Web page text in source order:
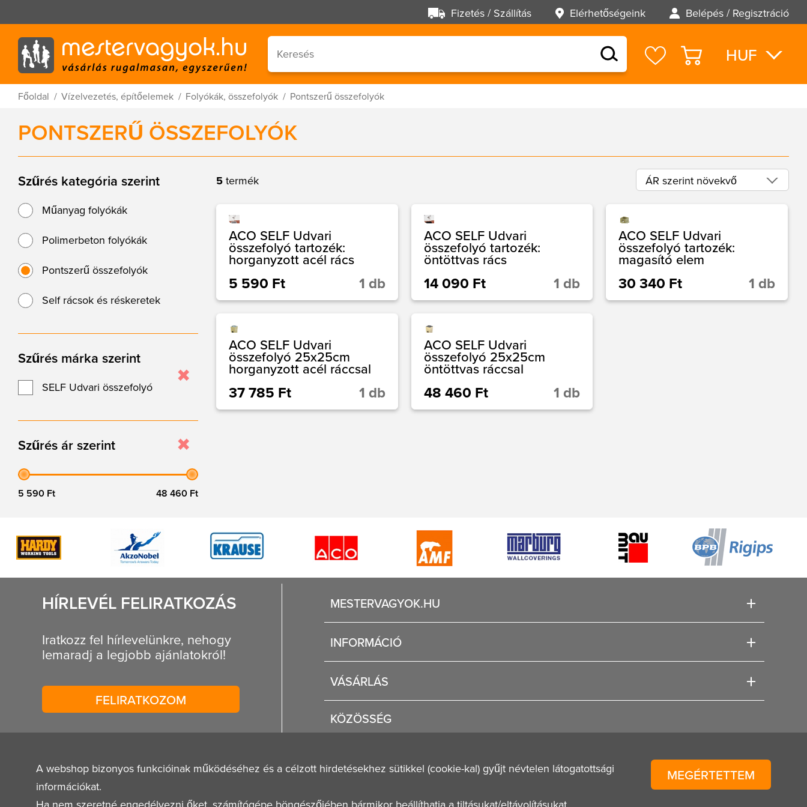
Fizetés / Szállítás Elérhetőségeink Belépés / Regisztráció
HUF
Főoldal Vízelvezetés, építőelemek Folyókák, összefolyók Pontszerű összefolyók
PONTSZERŰ ÖSSZEFOLYÓK
Szűrés kategória szerint
Műanyag folyókák
Polimerbeton folyókák
Pontszerű összefolyók
Self rácsok és réskeretek
Szűrés márka szerint
SELF Udvari összefolyó
Szűrés ár szerint
5 590 Ft 48 460 Ft
5 termék
ÁR szerint növekvő
ABC szerint növekvő
ÁR szerint csökkenő
ACO SELF Udvari
összefolyó tartozék:
horganyzott acél rács
5 590 Ft 1 db
ACO SELF Udvari
összefolyó tartozék:
öntöttvas rács
14 090 Ft 1 db
ACO SELF Udvari
összefolyó tartozék:
magasító elem
30 340 Ft 1 db
ACO SELF Udvari
összefolyó 25x25cm
horganyzott acél ráccsal
37 785 Ft 1 db
ACO SELF Udvari
összefolyó 25x25cm
öntöttvas ráccsal
48 460 Ft 1 db
HÍRLEVÉL FELIRATKOZÁS
Iratkozz fel hírlevelünkre, nehogy
lemaradj a legjobb ajánlatokról!
FELIRATKOZOM
MESTERVAGYOK.HU
INFORMÁCIÓ
Jogi tudnivalók
Általános szerződési feltételek
VÁSÁRLÁS
Regisztráció
KÖZÖSSÉG
© 2026
A webshop bizonyos funkcióinak működéséhez és a célzott hirdetésekhez sütikkel (cookie-kal) gyűjt névtelen látogatottsági
információkat.
MEGÉRTETTEM